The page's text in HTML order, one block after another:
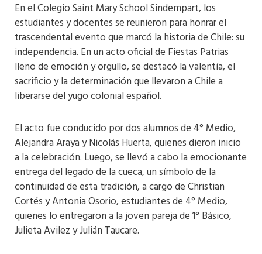
En el Colegio Saint Mary School Sindempart, los
estudiantes y docentes se reunieron para honrar el
trascendental evento que marcó la historia de Chile: su
independencia. En un acto oficial de Fiestas Patrias
lleno de emoción y orgullo, se destacó la valentía, el
sacrificio y la determinación que llevaron a Chile a
liberarse del yugo colonial español.
El acto fue conducido por dos alumnos de 4° Medio,
Alejandra Araya y Nicolás Huerta, quienes dieron inicio
a la celebración. Luego, se llevó a cabo la emocionante
entrega del legado de la cueca, un símbolo de la
continuidad de esta tradición, a cargo de Christian
Cortés y Antonia Osorio, estudiantes de 4° Medio,
quienes lo entregaron a la joven pareja de 1° Básico,
Julieta Avilez y Julián Taucare.